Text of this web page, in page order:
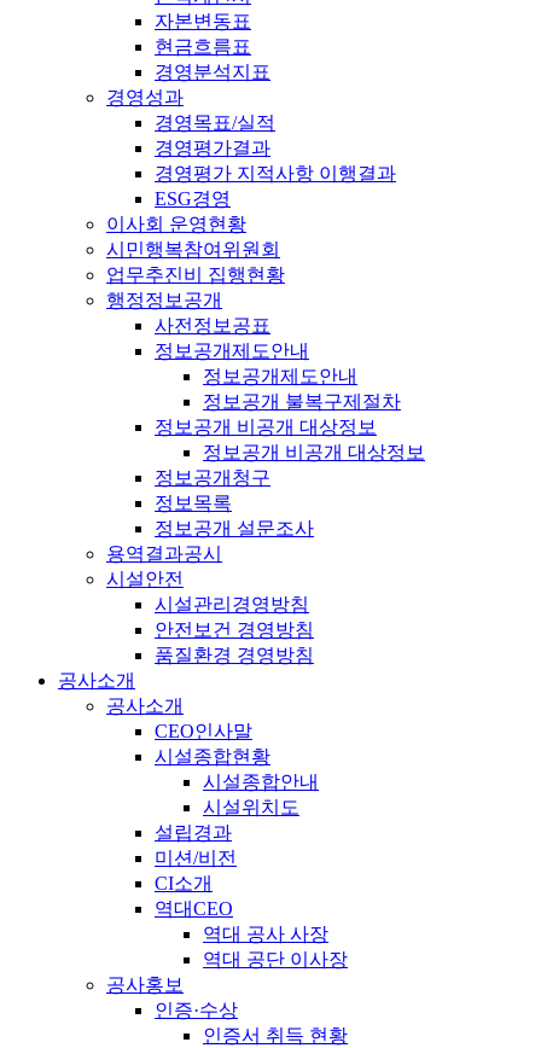
자본변동표
현금흐름표
경영분석지표
경영성과
경영목표/실적
경영평가결과
경영평가 지적사항 이행결과
ESG경영
이사회 운영현황
시민행복참여위원회
업무추진비 집행현황
행정정보공개
사전정보공표
정보공개제도안내
정보공개제도안내
정보공개 불복구제절차
정보공개 비공개 대상정보
정보공개 비공개 대상정보
정보공개청구
정보목록
정보공개 설문조사
용역결과공시
시설안전
시설관리경영방침
안전보건 경영방침
품질환경 경영방침
공사소개
공사소개
CEO인사말
시설종합현황
시설종합안내
시설위치도
설립경과
미션/비전
CI소개
역대CEO
역대 공사 사장
역대 공단 이사장
공사홍보
인증·수상
인증서 취득 현황